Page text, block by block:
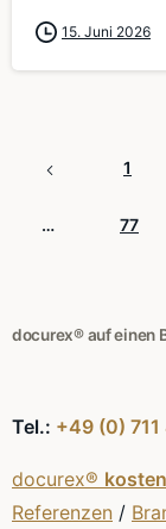
15. Juni 2026
1
… 77
docurex® auf einen
Tel.: +49 (0)
docurex®
Referenzen /